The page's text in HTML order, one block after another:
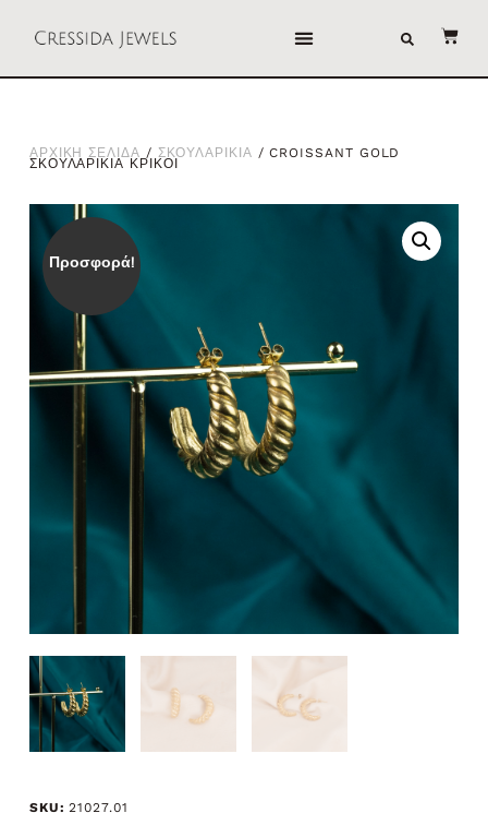
ΑΡΧΙΚΗ ΣΕΛΙΔΑ / ΣΚΟΥΛΑΡΙΚΙΑ / CROISSANT GOLD
ΣΚΟΥΛΑΡΙΚΙΑ ΚΡΙΚΟΙ
Προσφορά!
SKU:21027.01